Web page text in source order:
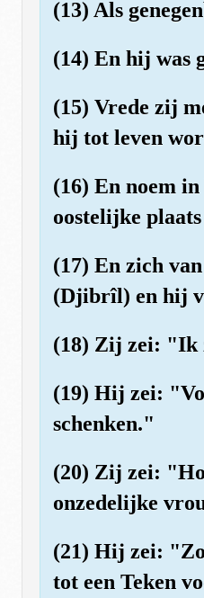
(13) Als
(14) En hij was
(15) Vrede zij
hij tot leven
(16) En noem
oostelijke
(17) En zich
(Djibrîl) en hij
(18) Zij zei: "Ik
(19) Hij zei:
schenken."
(20) Zij zei:
onzedelijke
(21) Hij zei:
tot een Teken